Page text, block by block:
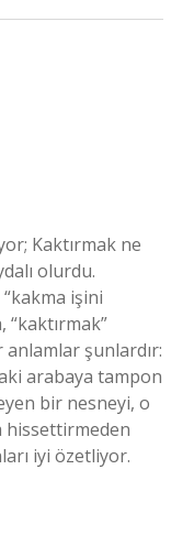
Kaktırmak ne
olurdu.
işini
“kaktırmak”
anlamlar şunlardır:
arabaya tampon
bir nesneyi, o
hissettirmeden
iyi özetliyor.